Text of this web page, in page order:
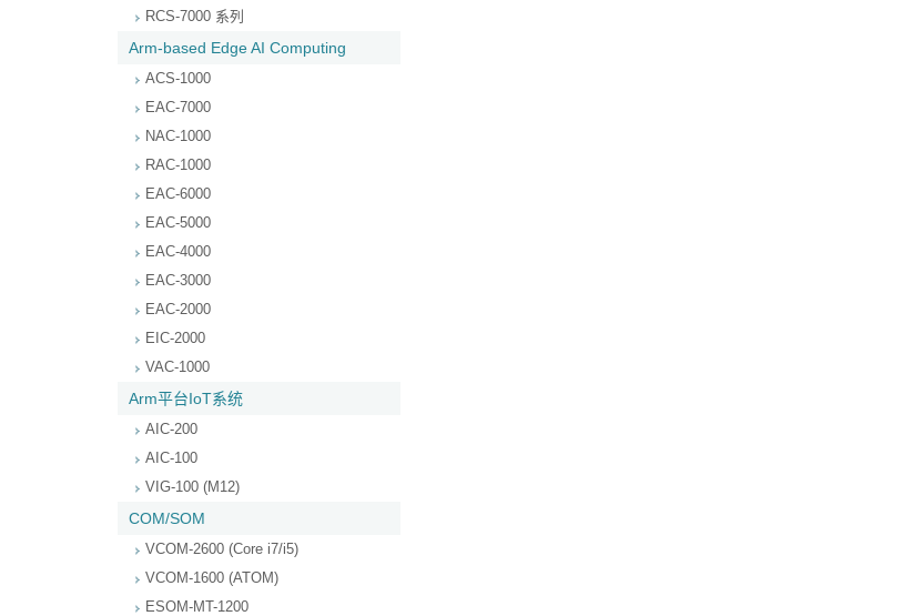
RCS-7000 系列
Arm-based Edge AI Computing
ACS-1000
EAC-7000
NAC-1000
RAC-1000
EAC-6000
EAC-5000
EAC-4000
EAC-3000
EAC-2000
EIC-2000
VAC-1000
Arm平台IoT系统
AIC-200
AIC-100
VIG-100 (M12)
COM/SOM
VCOM-2600 (Core i7/i5)
VCOM-1600 (ATOM)
ESOM-MT-1200